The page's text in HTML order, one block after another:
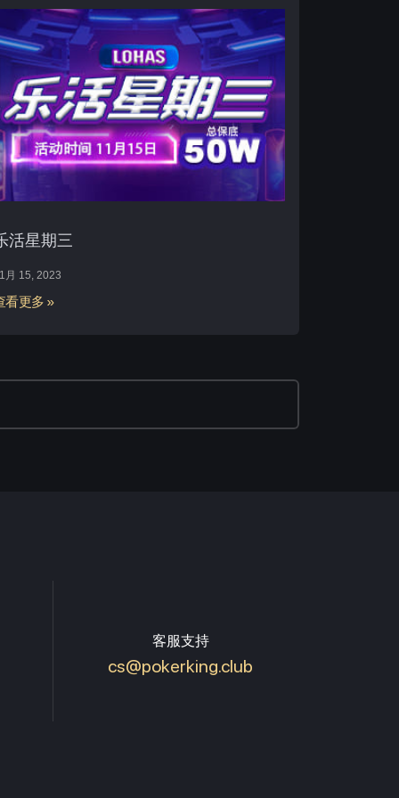
活星期三
月 15, 2023
看更多 »
客服支持
cs@pokerking.club